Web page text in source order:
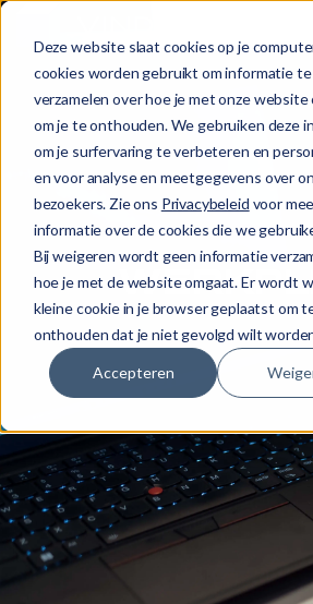
Deze website slaat cookies op je
cookies worden gebruikt om informatie te
verzamelen over hoe je met onze website
om je te onthouden. We gebruiken deze
om je surfervaring te verbeteren en
en voor analyse en meetgegevens over
bezoekers. Zie ons Privacybeleid voor
informatie over de cookies die we
Bij weigeren wordt geen informatie
hoe je met de website omgaat. Er wordt
kleine cookie in je browser geplaatst om
onthouden dat je niet gevolgd wilt
Accepteren